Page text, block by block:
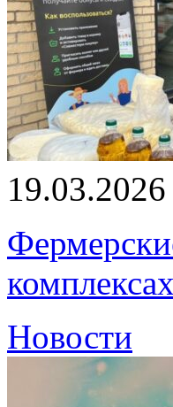
19.03.2026
Новости